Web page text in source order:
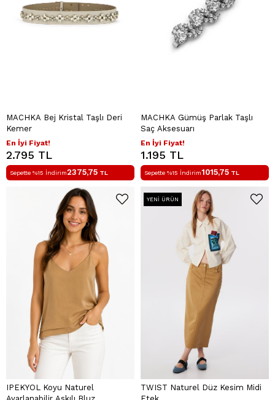
MACHKA Bej Kristal Taşlı Deri
Kemer
En İyi Fiyat!
2.795 TL
Sepette %15 İndirim2375,75 TL
MACHKA Gümüş Parlak Taşlı
Saç Aksesuarı
En İyi Fiyat!
1.195 TL
Sepette %15 İndirim1015,75 TL
IPEKYOL Koyu Naturel
Ayarlanabilir Askılı Bluz
YENI ÜRÜN
TWIST Naturel Düz Kesim Midi
Etek